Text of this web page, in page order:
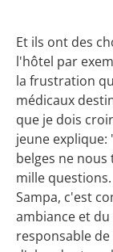
Et ils ont des
l'hôtel par
la frustration
médicaux
que je dois
jeune
belges ne
mille
Sampa, c'est
ambiance et
responsable